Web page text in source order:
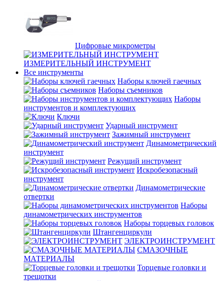
Цифровые микрометры
ИЗМЕРИТЕЛЬНЫЙ ИНСТРУМЕНТ
Все инструменты
Наборы ключей гаечных
Наборы съемников
Наборы
инструментов и комплектующих
Ключи
Ударный инструмент
Зажимный инструмент
Динамометрический
инструмент
Режущий инструмент
Искробезопасный
инструмент
Динамометрические
отвертки
Наборы
динамометрических инструментов
Наборы торцевых головок
Штангенциркули
ЭЛЕКТРОИНСТРУМЕНТ
СМАЗОЧНЫЕ
МАТЕРИАЛЫ
Торцевые головки и
трещотки